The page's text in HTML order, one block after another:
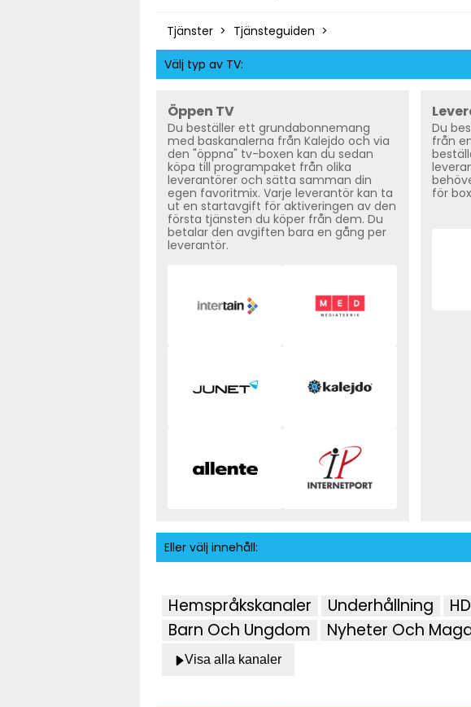
Tjänster Tjänsteguiden
Välj typ av TV:
Öppen TV
Du beställer ett grundabonnemang
med baskanalerna från Kalejdo och via
den "öppna" tv-boxen kan du sedan
köpa till programpaket från olika
leverantörer och sätta samman din
egen favoritmix. Varje leverantör kan ta
ut en startavgift för aktiveringen av den
första tjänsten du köper från dem. Du
betalar den avgiften bara en gång per
leverantör.
Du
från
för
Eller välj innehåll:
Hemspråkskanaler Underhållning
Barn Och Ungdom
Nyheter Och
Visa alla kanaler